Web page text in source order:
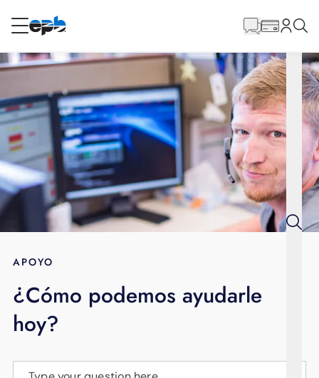
RESIDENCIAL
Internet
Energía
Televisión
BLOG
APOYO
principal
APOYO
¿Cómo podemos ayudarle
hoy?